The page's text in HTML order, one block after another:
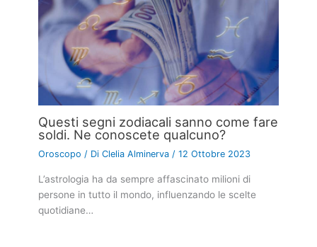
Questi segni zodiacali sanno come fare
soldi. Ne conoscete qualcuno?
Oroscopo / DiClelia Alminerva/12 Ottobre 2023
L’astrologia ha da sempre affascinato milioni di
persone in tutto il mondo, influenzando le scelte
quotidiane…